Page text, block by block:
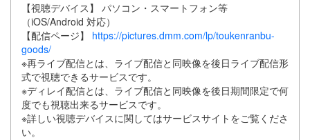
【視聴デバイス】 パソコン・スマートフォン等
（iOS/Android 対応）
【配信ページ】 https://pictures.dmm.com/lp/toukenranbu-
goods/
※再ライブ配信とは、ライブ配信と同映像を後日ライブ配信形
式で視聴できるサービスです。
※ディレイ配信とは、ライブ配信と同映像を後日期間限定で何
度でも視聴出来るサービスです。
※詳しい視聴デバイスに関してはサービスサイトをご覧くださ
い。